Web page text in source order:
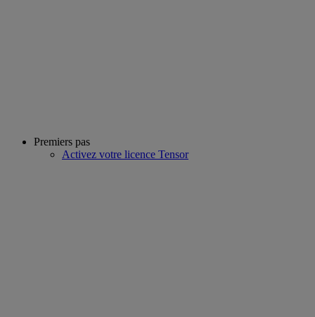
Premiers pas
Activez votre licence Tensor